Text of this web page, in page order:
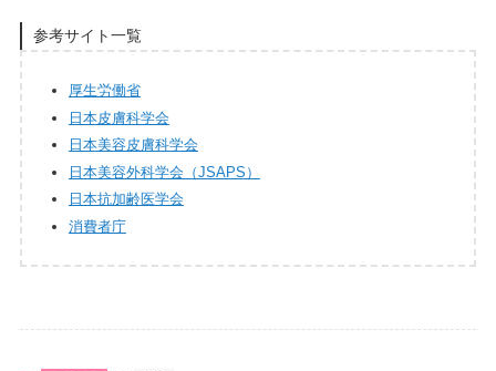
参考サイト一覧
厚生労働省
日本皮膚科学会
日本美容皮膚科学会
日本美容外科学会（JSAPS）
日本抗加齢医学会
消費者庁